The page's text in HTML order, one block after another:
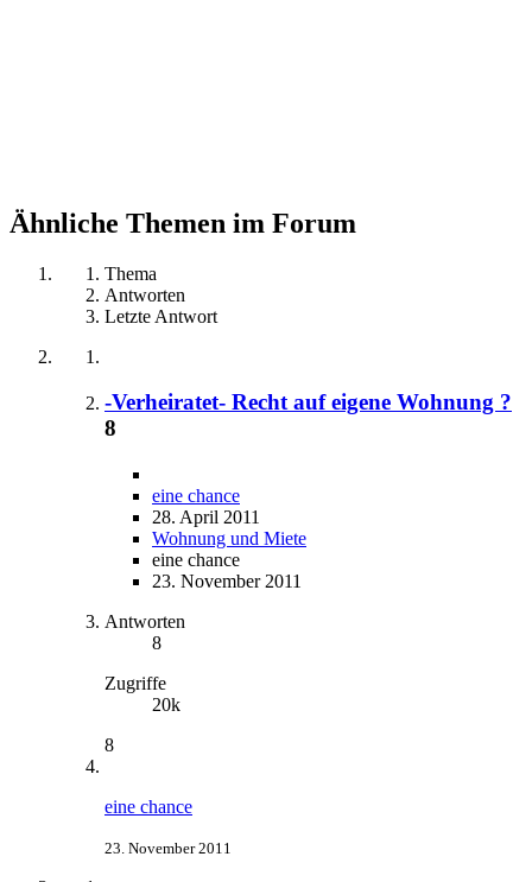
Ähnliche Themen im Forum
Thema
Antworten
Letzte Antwort
-Verheiratet- Recht auf eigene Wohnung ?
8
eine chance
28. April 2011
Wohnung und Miete
eine chance
23. November 2011
Antworten
8
Zugriffe
20k
8
eine chance
23. November 2011